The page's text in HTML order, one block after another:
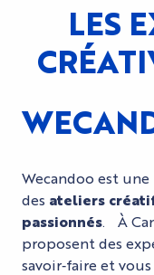
LES
Wecandoo est
des ateliers
passionnés. À
proposent des
savoir‑faire et